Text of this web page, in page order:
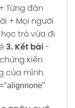
+ Từng đàn
+ Mọi người
trò vừa đi
3. Kết bài -
kiến
của mình.